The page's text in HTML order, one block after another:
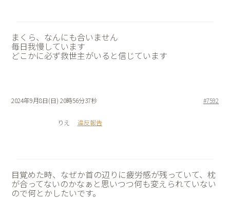
まくら、なんにも合いません
毎日我慢しています
どこかに必ず救世主がいると信じています
2024年9月8日(日) 20時56分37秒 #7592
りえ 違反報告
目覚めた時、なぜか首の辺りに疲労感が残っていて、枕
が合ってないのかなぁと思いつつ何も変えられていない
ので何とかしたいです。